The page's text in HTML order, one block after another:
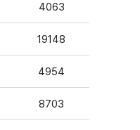
4063
19148
4954
8703